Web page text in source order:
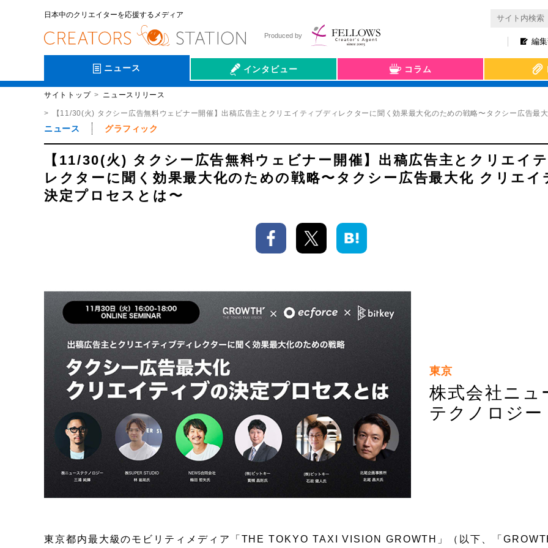
日本中のクリエイターを応援するメディア
編
Produced by
ニュース インタビュー コラム
サイトトップ ニュースリリース
【11/30(火) タクシー広告無料ウェビナー開催】出稿広告主とクリエイティブディレクターに聞く効果最大化のための戦略〜タクシー広告最
ニュース グラフィック
【11/30(火) タクシー広告無料ウェビナー開催】出稿広告主とクリエイ
レクターに聞く効果最大化のための戦略〜タクシー広告最大化 クリエイ
決定プロセスとは〜
東京
株式会社ニュ
テクノロジー
東京都内最大級のモビリティメディア「THE TOKYO TAXI VISION GROWTH」（以下、「